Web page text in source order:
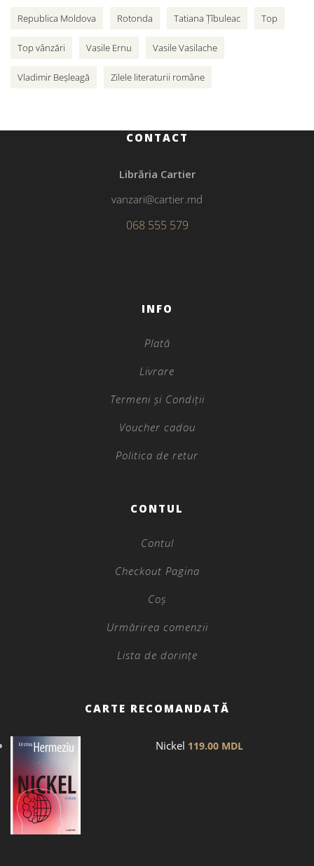
Republica Moldova Rotonda Tatiana Țîbuleac Top
Top vânzări Vasile Ernu Vasile Vasilache
Vladimir Beșleagă Zilele literaturii române
CONTACT
Librăria Cartier
vanzari@cartier.md
068 555 579
INFO
Plată
Livrare
Termeni și Condiții
Voucher cadou
Politica de retur
CONTUL
Contul
Checkout Pagina
Coș
Urmărirea comenzii
Lista de dorințe
CARTE RECOMANDATĂ
Nickel 119.00 MDL